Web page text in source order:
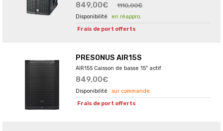
849,00€ 1110,00€
en réappro.
Frais de port offerts
PRESONUS AIR15S
AIR15S Caisson de basse 15" actif
849,00€
sur commande
Frais de port offerts